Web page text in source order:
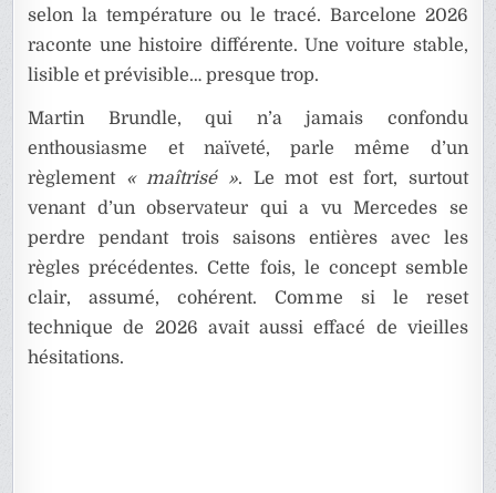
selon la température ou le tracé. Barcelone 2026
raconte une histoire différente. Une voiture stable,
lisible et prévisible… presque trop.
Martin Brundle, qui n’a jamais confondu
enthousiasme et naïveté, parle même d’un
règlement « maîtrisé ». Le mot est fort, surtout
venant d’un observateur qui a vu Mercedes se
perdre pendant trois saisons entières avec les
règles précédentes. Cette fois, le concept semble
clair, assumé, cohérent. Comme si le reset
technique de 2026 avait aussi effacé de vieilles
hésitations.